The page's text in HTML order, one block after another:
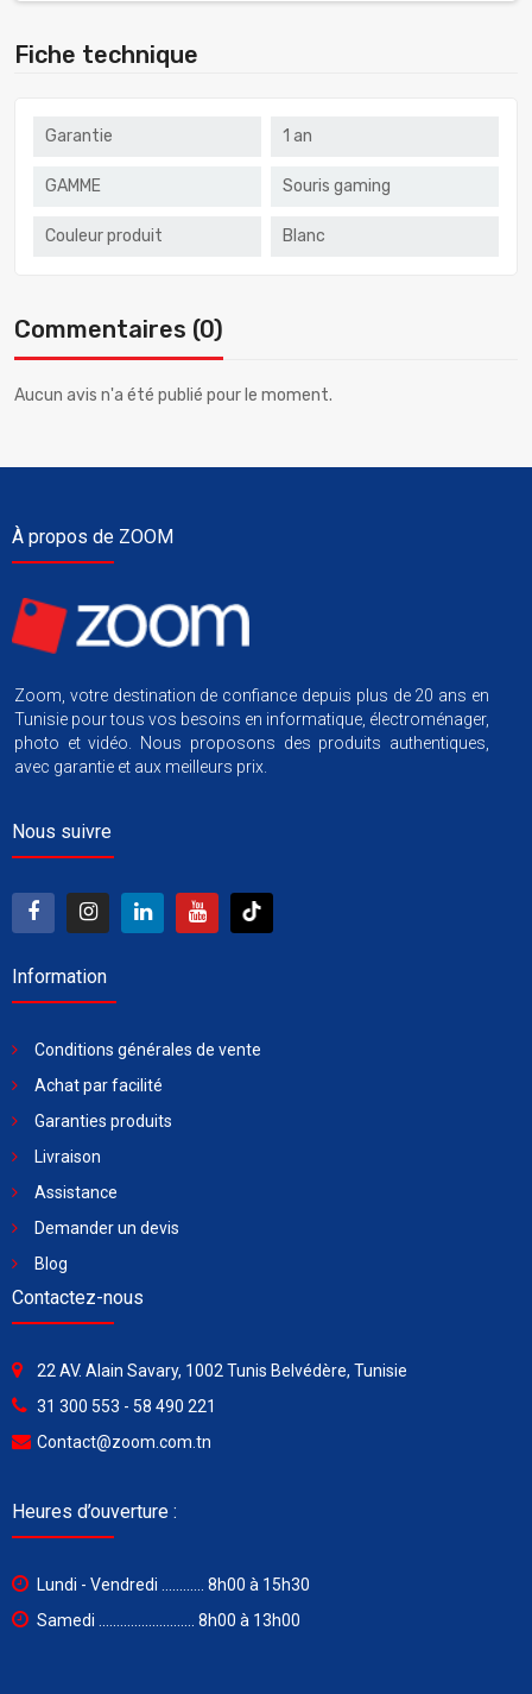
Fiche technique
Garantie 1 an
GAMME Souris gaming
Couleur produit Blanc
Commentaires (0)
Aucun avis n'a été publié pour le moment.
À propos de ZOOM
Zoom, votre destination de confiance depuis plus de 20 ans en
Tunisie pour tous vos besoins en informatique, électroménager,
photo et vidéo. Nous proposons des produits authentiques,
avec garantie et aux meilleurs prix.
Nous suivre
Information
Conditions générales de vente
Achat par facilité
Garanties produits
Livraison
Assistance
Demander un devis
Blog
Contactez-nous
22 AV. Alain Savary, 1002 Tunis Belvédère, Tunisie
31 300 553 - 58 490 221
Contact@zoom.com.tn
Heures d’ouverture :
Lundi - Vendredi ............ 8h00 à 15h30
Samedi ........................... 8h00 à 13h00